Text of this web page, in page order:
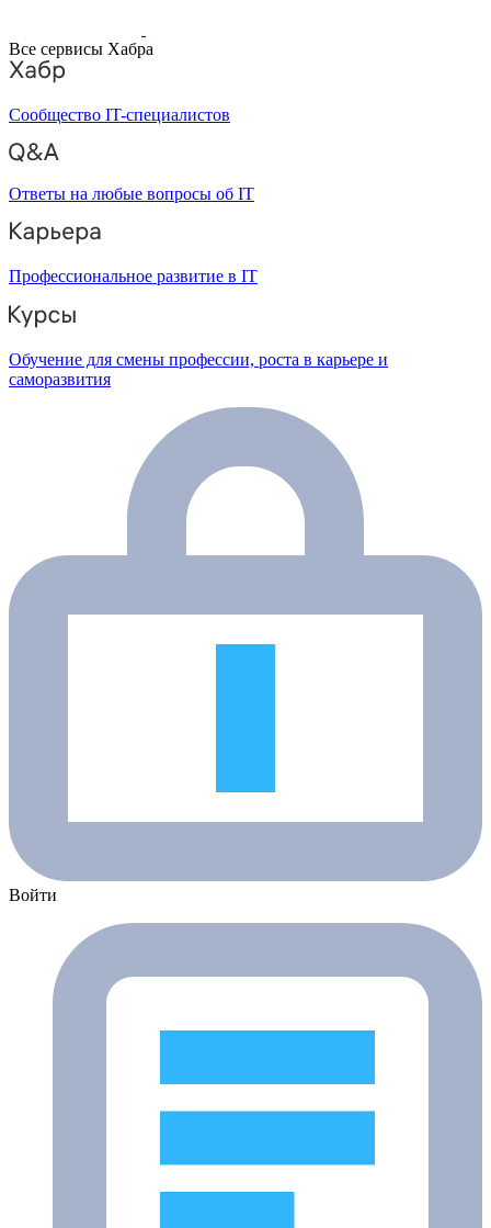
Все сервисы Хабра
Сообщество IT-специалистов
Ответы на любые вопросы об IT
Профессиональное развитие в IT
Обучение для смены профессии, роста в карьере и
саморазвития
Войти